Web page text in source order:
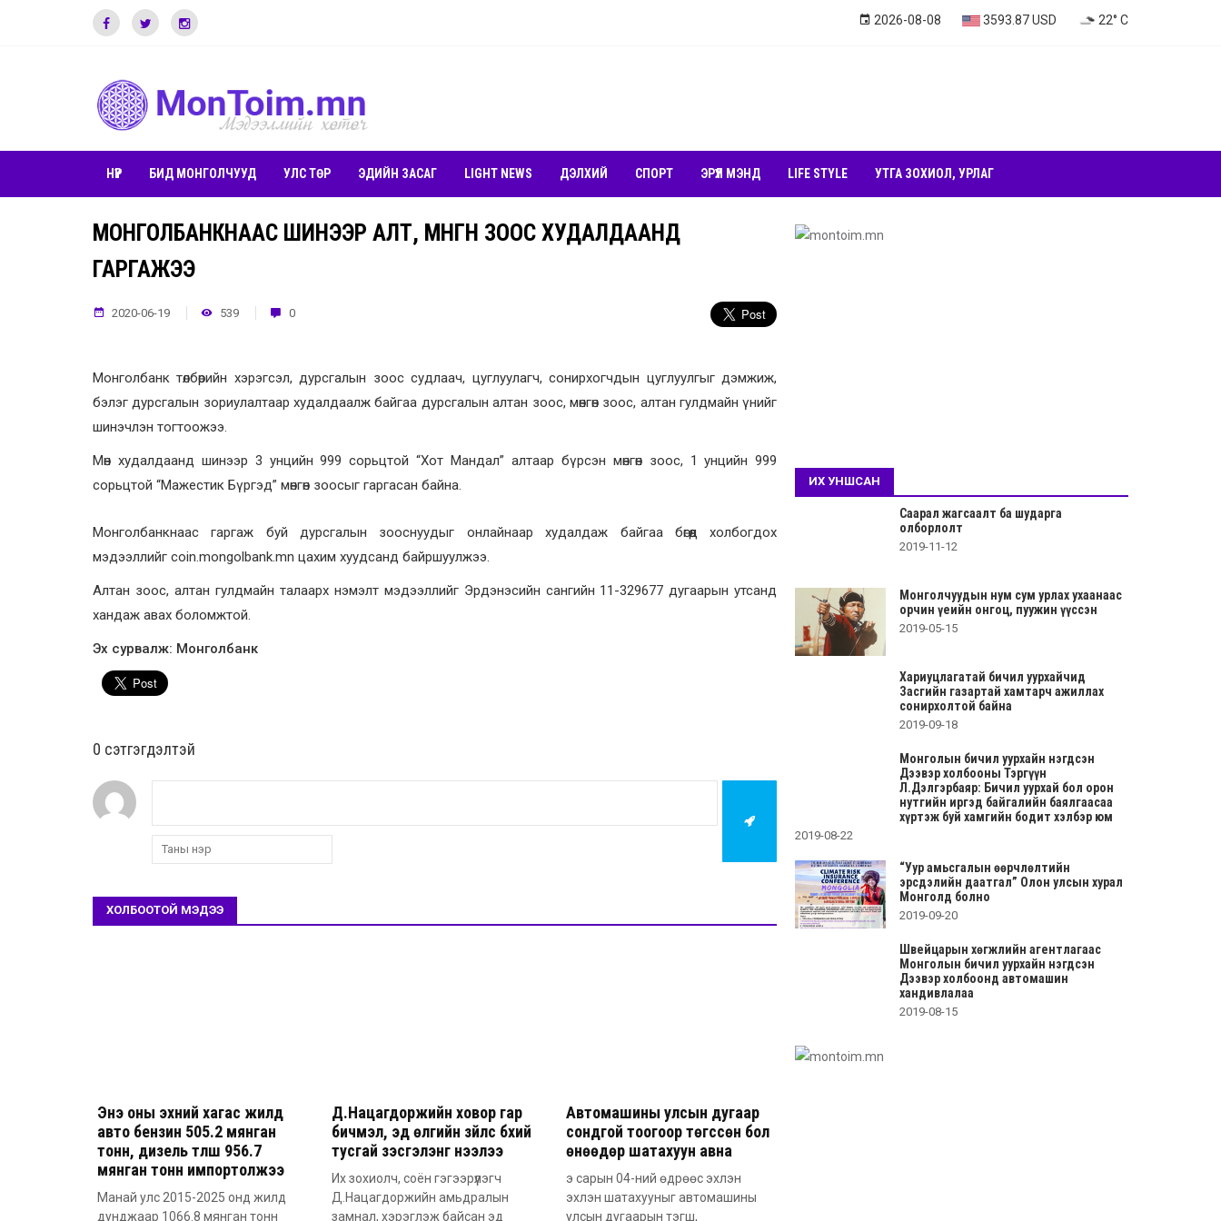
2026-08-08 3593.87 USD 22° C
НҮҮР БИД МОНГОЛЧУУД УЛС ТӨР ЭДИЙН ЗАСАГ LIGHT NEWS ДЭЛХИЙ СПОРТ ЭРҮҮЛ МЭНД LIFE STYLE УТГА ЗОХИОЛ, УРЛАГ
МОНГОЛБАНКНААС ШИНЭЭР АЛТ, МӨНГӨН ЗООС ХУДАЛДААНД
ГАРГАЖЭЭ
2020-06-19 539 0
Монголбанк төлбөрийн хэрэгсэл, дурсгалын зоос судлаач, цуглуулагч, сонирхогчдын цуглуулгыг дэмжиж,
бэлэг дурсгалын зориулалтаар худалдаалж байгаа дурсгалын алтан зоос, мөнгөн зоос, алтан гулдмайн үнийг
шинэчлэн тогтоожээ.
Мөн худалдаанд шинээр 3 унцийн 999 сорьцтой “Хот Мандал” алтаар бүрсэн мөнгөн зоос, 1 унцийн 999
сорьцтой “Мажестик Бүргэд” мөнгөн зоосыг гаргасан байна.
Монголбанкнаас гаргаж буй дурсгалын зооснуудыг онлайнаар худалдаж байгаа бөгөөд холбогдох
мэдээллийг coin.mongolbank.mn цахим хуудсанд байршуулжээ.
Алтан зоос, алтан гулдмайн талаарх нэмэлт мэдээллийг Эрдэнэсийн сангийн 11-329677 дугаарын утсанд
хандаж авах боломжтой.
Эх сурвалж: Монголбанк
0 cэтгэгдэлтэй
ХОЛБООТОЙ МЭДЭЭ
Энэ оны эхний хагас жилд
авто бензин 505.2 мянган
тонн, дизель түлш 956.7
мянган тонн импортолжээ
Манай улс 2015-2025 онд жилд
дунджаар 1066.8 мянган тонн
Д.Нацагдоржийн ховор гар
бичмэл, эд өлгийн зүйлс бүхий
тусгай үзэсгэлэнг нээлээ
Их зохиолч, соён гэгээрүүлэгч
Д.Нацагдоржийн амьдралын
замнал, хэрэглэж байсан эд
Автомашины улсын дугаар
сондгой тоогоор төгссөн бол
өнөөдөр шатахуун авна
э сарын 04-ний өдрөөс эхлэн
эхлэн шатахууныг автомашины
улсын дугаарын тэгш,
ИХ УНШСАН
Саарал жагсаалт ба шударга
олборлолт
2019-11-12
Монголчуудын нум сум урлах ухаанаас
орчин үеийн онгоц, пуужин үүссэн
2019-05-15
Хариуцлагатай бичил уурхайчид
Засгийн газартай хамтарч ажиллах
сонирхолтой байна
2019-09-18
Монголын бичил уурхайн нэгдсэн
Дээвэр холбооны Тэргүүн
Л.Дэлгэрбаяр: Бичил уурхай бол орон
нутгийн иргэд байгалийн баялгаасаа
хүртэж буй хамгийн бодит хэлбэр юм
2019-08-22
“Уур амьсгалын өөрчлөлтийн
эрсдэлийн даатгал” Олон улсын хурал
Монголд болно
2019-09-20
Швейцарын хөгжлийн агентлагаас
Монголын бичил уурхайн нэгдсэн
Дээвэр холбоонд автомашин
хандивлалаа
2019-08-15